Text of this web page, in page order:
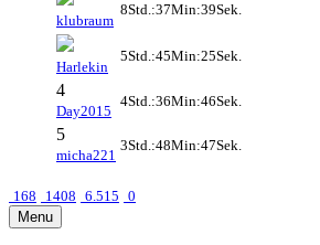
klubraum
8Std.:37Min:39Sek.
Harlekin
5Std.:45Min:25Sek.
4
Day2015
4Std.:36Min:46Sek.
5
micha221
3Std.:48Min:47Sek.
168 1408 6.515 0
Menu